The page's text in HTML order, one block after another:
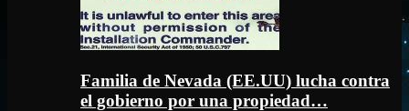
Familia de Nevada (EE.UU) lucha contra
el gobierno por una propiedad…